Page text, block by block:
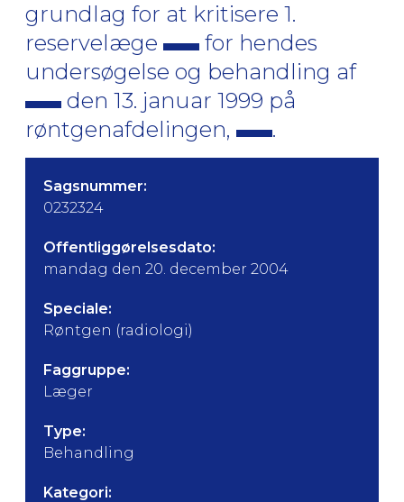
grundlag for at kritisere 1.
reservelæge
for hendes
undersøgelse og behandling af
den 13. januar 1999 på
røntgenafdelingen,
.
Sagsnummer:
0232324
Offentliggørelsesdato:
mandag den 20. december 2004
Speciale:
Røntgen (radiologi)
Faggruppe:
Læger
Type:
Behandling
Kategori: